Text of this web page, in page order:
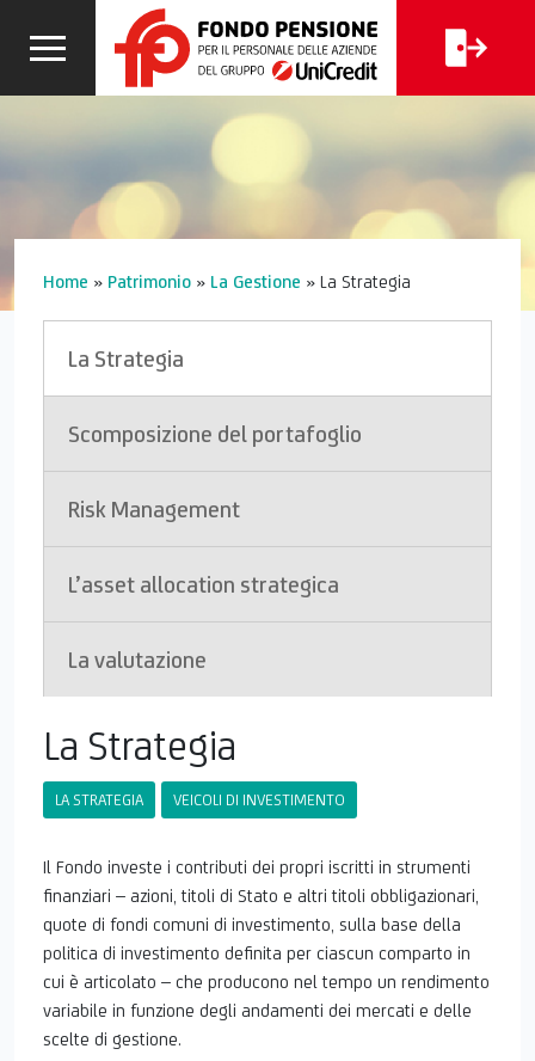
CALCOLA
LA TUA
PENSIONE
Home » Patrimonio » La Gestione » La Strategia
La Strategia
Scomposizione del portafoglio
Risk Management
L’asset allocation strategica
La valutazione
La Strategia
LA STRATEGIA VEICOLI DI INVESTIMENTO
Il Fondo investe i contributi dei propri iscritti in strumenti
finanziari – azioni, titoli di Stato e altri titoli obbligazionari,
quote di fondi comuni di investimento, sulla base della
politica di investimento definita per ciascun comparto in
cui è articolato – che producono nel tempo un rendimento
variabile in funzione degli andamenti dei mercati e delle
scelte di gestione.